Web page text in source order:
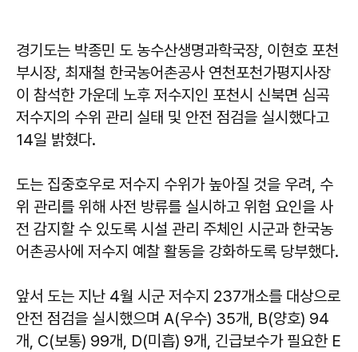
경기도는 박종민 도 농수산생명과학국장, 이현호 포천
부시장, 최재철 한국농어촌공사 연천포천가평지사장
이 참석한 가운데 노후 저수지인 포천시 신북면 심곡
저수지의 수위 관리 실태 및 안전 점검을 실시했다고
14일 밝혔다.
도는 집중호우로 저수지 수위가 높아질 것을 우려, 수
위 관리를 위해 사전 방류를 실시하고 위험 요인을 사
전 감지할 수 있도록 시설 관리 주체인 시군과 한국농
어촌공사에 저수지 예찰 활동을 강화하도록 당부했다.
앞서 도는 지난 4월 시군 저수지 237개소를 대상으로
안전 점검을 실시했으며 A(우수) 35개, B(양호) 94
개, C(보통) 99개, D(미흡) 9개, 긴급보수가 필요한 E